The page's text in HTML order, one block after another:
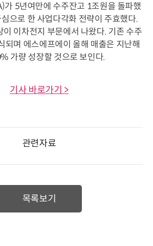
가 5년여만에 수주잔고 1조원을 돌파했
으로 한 사업다각화 전략이 주효했다.
이 이차전지 부문에서 나왔다. 기존 수주
되며 에스에프에이 올해 매출은 지난해
가량 성장할 것으로 보인다.
기사 바로가기 >
관련자료
목록보기